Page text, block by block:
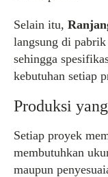
Selain itu,
langsung di
sehingga
kebutuhan setiap
Produksi
Setiap proyek
membutuhkan
maupun